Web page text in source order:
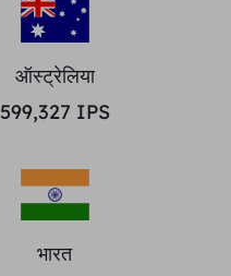
ऑस्ट्रेलिया
599,327 IPS
भारत